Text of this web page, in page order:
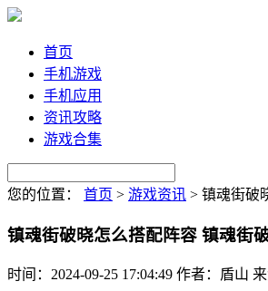
首页
手机游戏
手机应用
资讯攻略
游戏合集
您的位置： 首页 > 游戏资讯 > 镇魂街破
镇魂街破晓怎么搭配阵容 镇魂街
时间：2024-09-25 17:04:49 作者：盾山